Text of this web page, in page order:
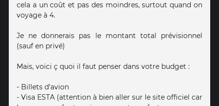
cela a un coût et pas des moindres, surtout quand on
voyage à 4.
Je ne donnerais pas le montant total prévisionnel
(sauf en privé)
Mais, voici ç quoi il faut penser dans votre budget :
- Billets d'avion
- Visa ESTA (attention à bien aller sur le site officiel car